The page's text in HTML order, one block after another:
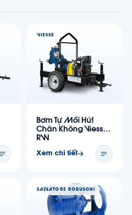
VIESSE
Bơm Tự Mồi Hút
Chân Không Viesse
RW
Xem chi tiết
SALVATORE ROBUSCHI